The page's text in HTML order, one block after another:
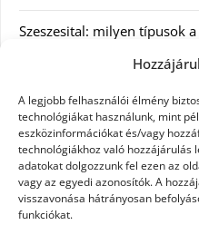
A legjobb felhasználói élmény
technológiákat használunk, mint
eszközinformációkat és/vagy
technológiákhoz való hozzájárulás
adatokat dolgozzunk fel ezen az
vagy az egyedi azonosítók. A
visszavonása hátrányosan
funkciókat.
Szeszesital: milyen típusok
Egyéb
Irodalom
Szolgáltatás